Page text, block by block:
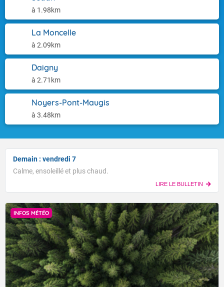
à 1.98km
La Moncelle
à 2.09km
Daigny
à 2.71km
Noyers-Pont-Maugis
à 3.48km
Demain : vendredi 7
Calme, ensoleillé et plus chaud.
LIRE LE BULLETIN
INFOS MÉTÉO